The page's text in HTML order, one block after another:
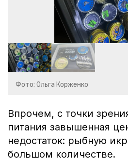
Фото: Ольга Корженко
Впрочем, с точки
питания завышенная
недостаток: рыбную
большом количестве.